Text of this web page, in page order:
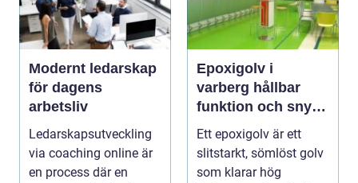
Modernt ledarskap
för dagens
arbetsliv
Ledarskapsutveckling
via coaching online är
en process där en
Epoxigolv i
varberg hållbar
funktion och snygg
design i samma
lösning
Ett epoxigolv är ett
slitstarkt, sömlöst golv
som klarar hög